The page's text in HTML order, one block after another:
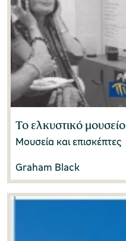
Το ελκυστικό μουσείο
Μουσεία και επισκέπτες
Graham Black